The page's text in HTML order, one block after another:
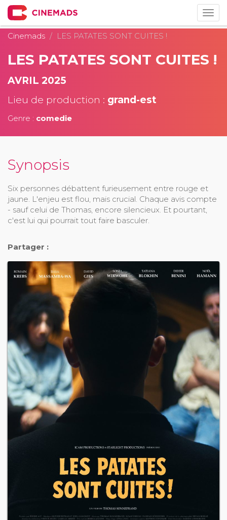
Cinemads
LES PATATES SONT CUITES !
LES PATATES SONT CUITES !
AVRIL 2025
Lieu de production : grand-est
Genre : comedie
Synopsis
Six personnes débattent furieusement entre rouge et
jaune. L'enjeu est flou, mais crucial. Chaque avis compte
- sauf celui de Thomas, encore silencieux. Et pourtant,
c'est lui qui pourrait tout faire basculer.
Partager :